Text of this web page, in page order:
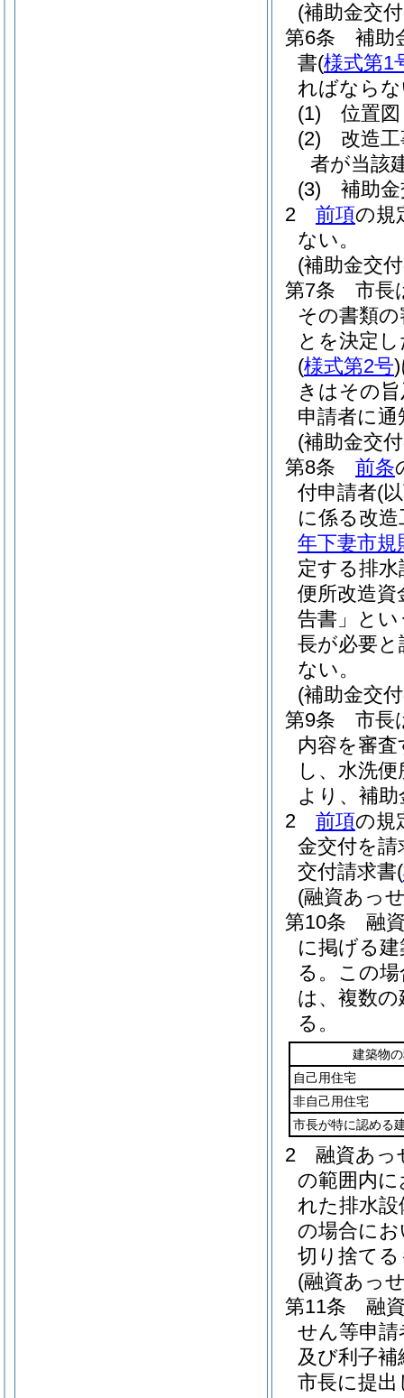
(補助金交
第6条
補助
書(様式第1
ればなら
(1)
位置図
(2)
改造
者が当該
(3)
補助
2
前項の規
ない。
(補助金交
第7条
市長
その書類
とを決定
(様式第2号)
きはその
申請者に
(補助金交
第8条
前条
付申請者(
に係る改
年下妻市規
定する排
便所改造資
告書」とい
長が必要
ない。
(補助金交
第9条
市長
内容を審
し、水洗
より、補
2
前項の規
金交付を
交付請求書(
(融資あっ
第10条
融
に掲げる
る。 この
は、複数
る。
建築物
自己用住宅
非自己用住宅
市長が特に認める
2
融資あっ
の範囲内
れた排水設
の場合に
切り捨て
(融資あっ
第11条
融
せん等申
及び利子補
市長に提